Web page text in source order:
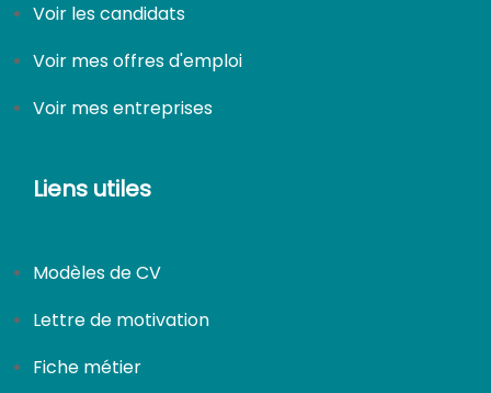
Voir les candidats
Voir mes offres d'emploi
Voir mes entreprises
Liens utiles
Modèles de CV
Lettre de motivation
Fiche métier